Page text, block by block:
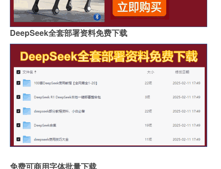
DeepSeek全套部署资料免费下载
免费可商用字体批量下载